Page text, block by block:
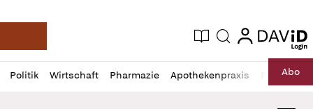
Deutsche Apotheker Zeitung
Aktuelle Ausgabe
Suche login
login
Politik Wirtschaft Pharmazie Apothekenpraxis RechtAbo
Profil
öffnen
Daz
Pur